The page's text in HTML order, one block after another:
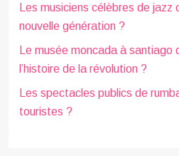
Les musiciens célèbres de jazz
nouvelle génération ?
Le musée moncada à santiago
l’histoire de la révolution ?
Les spectacles publics de
touristes ?